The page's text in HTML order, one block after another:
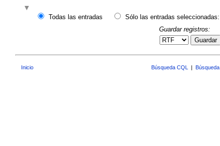
Todas las entradas
Sólo las entradas seleccionadas:
Guardar registros:
Guardar
Inicio Búsqueda CQL